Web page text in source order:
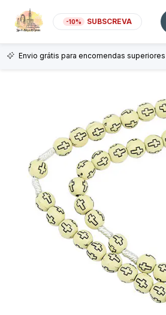
-10% SUBSCREVA
Envio grátis para encomendas